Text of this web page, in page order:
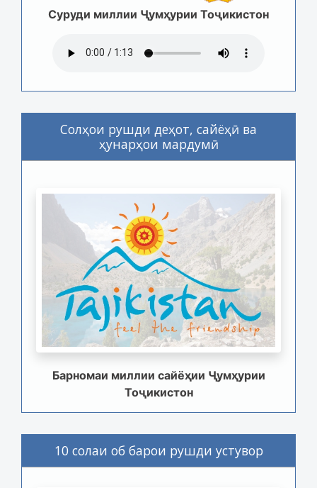
Суруди миллии Ҷумҳурии Тоҷикистон
Солҳои рушди деҳот, сайёҳӣ ва
ҳунарҳои мардумӣ
Барномаи миллии сайёҳии Ҷумҳурии
Тоҷикистон
10 солаи об барои рушди устувор